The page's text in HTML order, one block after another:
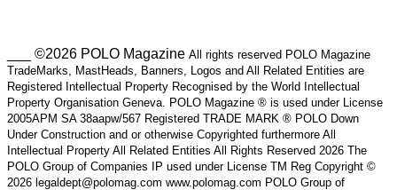
___ ©2026 POLO Magazine All rights reserved POLO Magazine
TradeMarks, MastHeads, Banners, Logos and All Related Entities are
Registered Intellectual Property Recognised by the World Intellectual
Property Organisation Geneva. POLO Magazine ® is used under License
2005APM SA 38aapw/567 Registered TRADE MARK ® POLO Down
Under Construction and or otherwise Copyrighted furthermore All
Intellectual Property All Related Entities All Rights Reserved 2026 The
POLO Group of Companies IP used under License TM Reg Copyright ©
2026 legaldept@polomag.com www.polomag.com POLO Group of